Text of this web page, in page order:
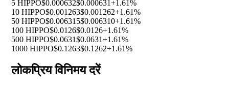
5 HIPPO$0.000632$0.000631+1.61%
10 HIPPO$0.001263$0.001262+1.61%
50 HIPPO$0.006315$0.006310+1.61%
100 HIPPO$0.0126$0.0126+1.61%
500 HIPPO$0.0631$0.0631+1.61%
1000 HIPPO$0.1263$0.1262+1.61%
लोकप्रिय विनिमय दरें